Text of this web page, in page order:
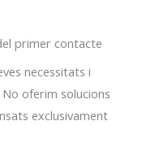
primer contacte
necessitats i
oferim solucions
exclusivament